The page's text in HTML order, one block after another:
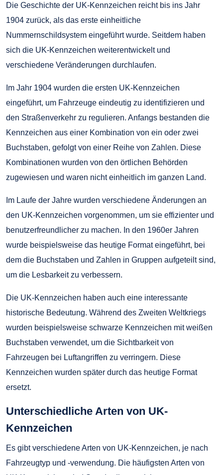
Die Geschichte der UK-Kennzeichen reicht bis ins Jahr
1904 zurück, als das erste einheitliche
Nummernschildsystem eingeführt wurde. Seitdem haben
sich die UK-Kennzeichen weiterentwickelt und
verschiedene Veränderungen durchlaufen.
Im Jahr 1904 wurden die ersten UK-Kennzeichen
eingeführt, um Fahrzeuge eindeutig zu identifizieren und
den Straßenverkehr zu regulieren. Anfangs bestanden die
Kennzeichen aus einer Kombination von ein oder zwei
Buchstaben, gefolgt von einer Reihe von Zahlen. Diese
Kombinationen wurden von den örtlichen Behörden
zugewiesen und waren nicht einheitlich im ganzen Land.
Im Laufe der Jahre wurden verschiedene Änderungen an
den UK-Kennzeichen vorgenommen, um sie effizienter und
benutzerfreundlicher zu machen. In den 1960er Jahren
wurde beispielsweise das heutige Format eingeführt, bei
dem die Buchstaben und Zahlen in Gruppen aufgeteilt sind,
um die Lesbarkeit zu verbessern.
Die UK-Kennzeichen haben auch eine interessante
historische Bedeutung. Während des Zweiten Weltkriegs
wurden beispielsweise schwarze Kennzeichen mit weißen
Buchstaben verwendet, um die Sichtbarkeit von
Fahrzeugen bei Luftangriffen zu verringern. Diese
Kennzeichen wurden später durch das heutige Format
ersetzt.
Unterschiedliche Arten von UK-
Kennzeichen
Es gibt verschiedene Arten von UK-Kennzeichen, je nach
Fahrzeugtyp und -verwendung. Die häufigsten Arten von